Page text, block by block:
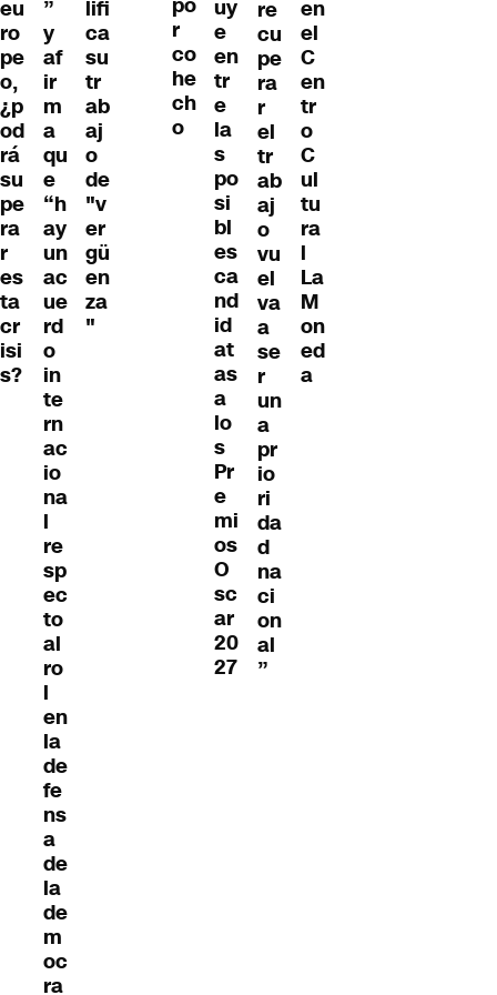
eu
ro
pe
o,
¿p
od
rá
su
pe
ra
r
es
ta
cr
isi
s?
”
y
af
ir
m
a
qu
e
“h
ay
un
ac
ue
rd
o
in
te
rn
ac
io
na
l
re
sp
ec
to
al
ro
l
en
la
de
fe
ns
a
de
la
de
m
oc
ra
lifi
ca
su
tr
ab
aj
o
de
"v
er
gü
en
za
"
r
co
he
ch
o
uy
e
en
tr
e
la
s
po
si
bl
es
ca
nd
id
at
as
a
lo
s
Pr
e
mi
os
O
sc
ar
20
27
re
cu
pe
ra
r
el
tr
ab
aj
o
vu
el
va
a
se
r
un
a
pr
io
ri
da
d
na
ci
on
al
”
en
el
C
en
tr
o
C
ul
tu
ra
l
La
M
on
ed
a